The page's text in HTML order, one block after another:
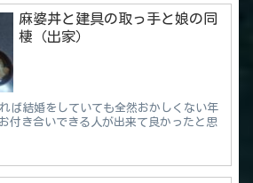
麻婆丼と建具の取っ手と娘の同
棲（出家）
ば結婚をしていても全然おかしくない年
付き合いできる人が出来て良かったと思